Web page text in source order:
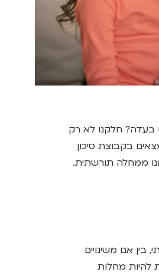
בעדה? חלקנו לא רק
בקבוצת סיכון
ממחלה תורשתית.
אם משינויים
להיות מחלות